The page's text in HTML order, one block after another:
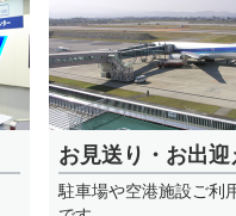
お見送り・お出迎
駐車場や空港施設ご利